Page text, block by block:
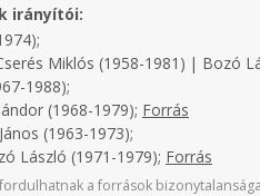
irányítói:
Miklós (1958-1981) | Bozó
1988);
(1968-1979); Forrás
(1963-1973);
László (1971-1979); Forrás
a források